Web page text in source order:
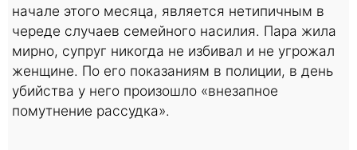
начале этого месяца, является нетипичным в
череде случаев семейного насилия. Пара жила
мирно, супруг никогда не избивал и не угрожал
женщине. По его показаниям в полиции, в день
убийства у него произошло «внезапное
помутнение рассудка».